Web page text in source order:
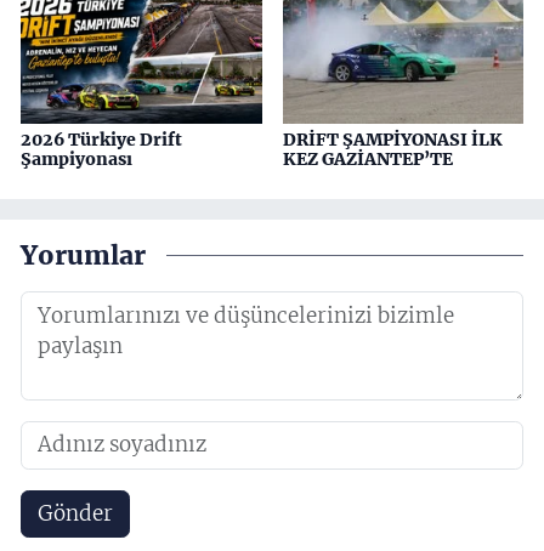
2026 Türkiye Drift
Şampiyonası
DRİFT ŞAMPİYONASI İLK
KEZ GAZİANTEP’TE
Yorumlar
Gönder